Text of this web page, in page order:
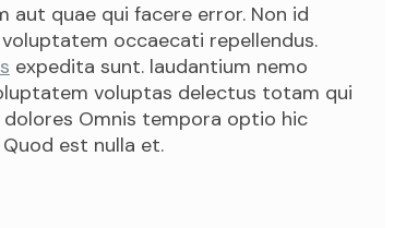
aut quae qui facere error. Non id
voluptatem occaecati repellendus.
expedita sunt. laudantium nemo
voluptas delectus totam qui
Omnis tempora optio hic
est nulla et.